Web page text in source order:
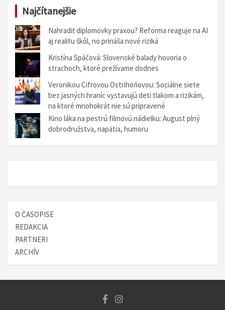
Najčítanejšie
Nahradiť diplomovky praxou? Reforma reaguje na AI
aj realitu škôl, no prináša nové riziká
Kristína Spáčová: Slovenské balady hovoria o
strachoch, ktoré prežívame dodnes
Veronikou Cifrovou Ostrihoňovou: Sociálne siete
bez jasných hraníc vystavujú deti tlakom a rizikám,
na ktoré mnohokrát nie sú pripravené
Kino láka na pestrú filmovú nádielku: August plný
dobrodružstva, napätia, humoru
O ČASOPISE
REDAKCIA
PARTNERI
ARCHÍV